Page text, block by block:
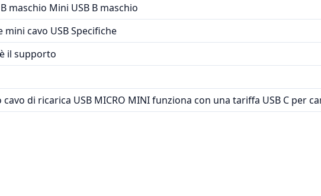
maschio Mini USB B maschio
cavo USB Specifiche
il supporto
di ricarica USB MICRO MINI funziona con una tariffa USB C per